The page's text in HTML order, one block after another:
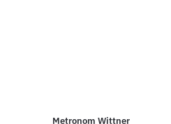
Metronom Wittner